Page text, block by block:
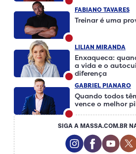
FABIANO TAVARES
Treinar é uma
LILIAN MIRANDA
Enxaqueca:
a vida e o
diferença
GABRIEL PIANARO
Quando todos
vence o melhor
SIGA A MASSA.COM.BR
Instagram